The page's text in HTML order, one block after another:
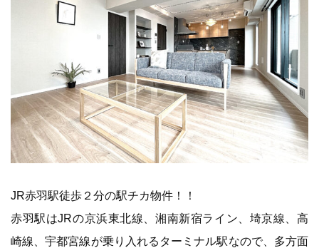
JR赤羽駅徒歩２分の駅チカ物件！！
赤羽駅はJRの京浜東北線、湘南新宿ライン、埼京線、高
崎線、宇都宮線が乗り入れるターミナル駅なので、多方面